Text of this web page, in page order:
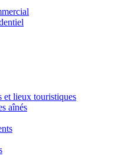
et lieux touristiques
aînés